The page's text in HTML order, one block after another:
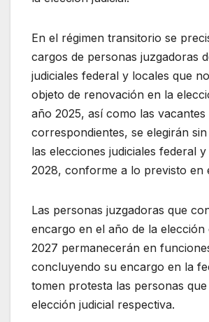
En el régimen transitorio se
cargos de personas juzgadoras
judiciales federal y locales que
objeto de renovación en la
año 2025, así como las vacantes
correspondientes, se elegirán
las elecciones judiciales federal
2028, conforme a lo previsto en
Las personas juzgadoras que
encargo en el año de la elección
2027 permanecerán en
concluyendo su encargo en la
tomen protesta las personas
elección judicial respectiva.